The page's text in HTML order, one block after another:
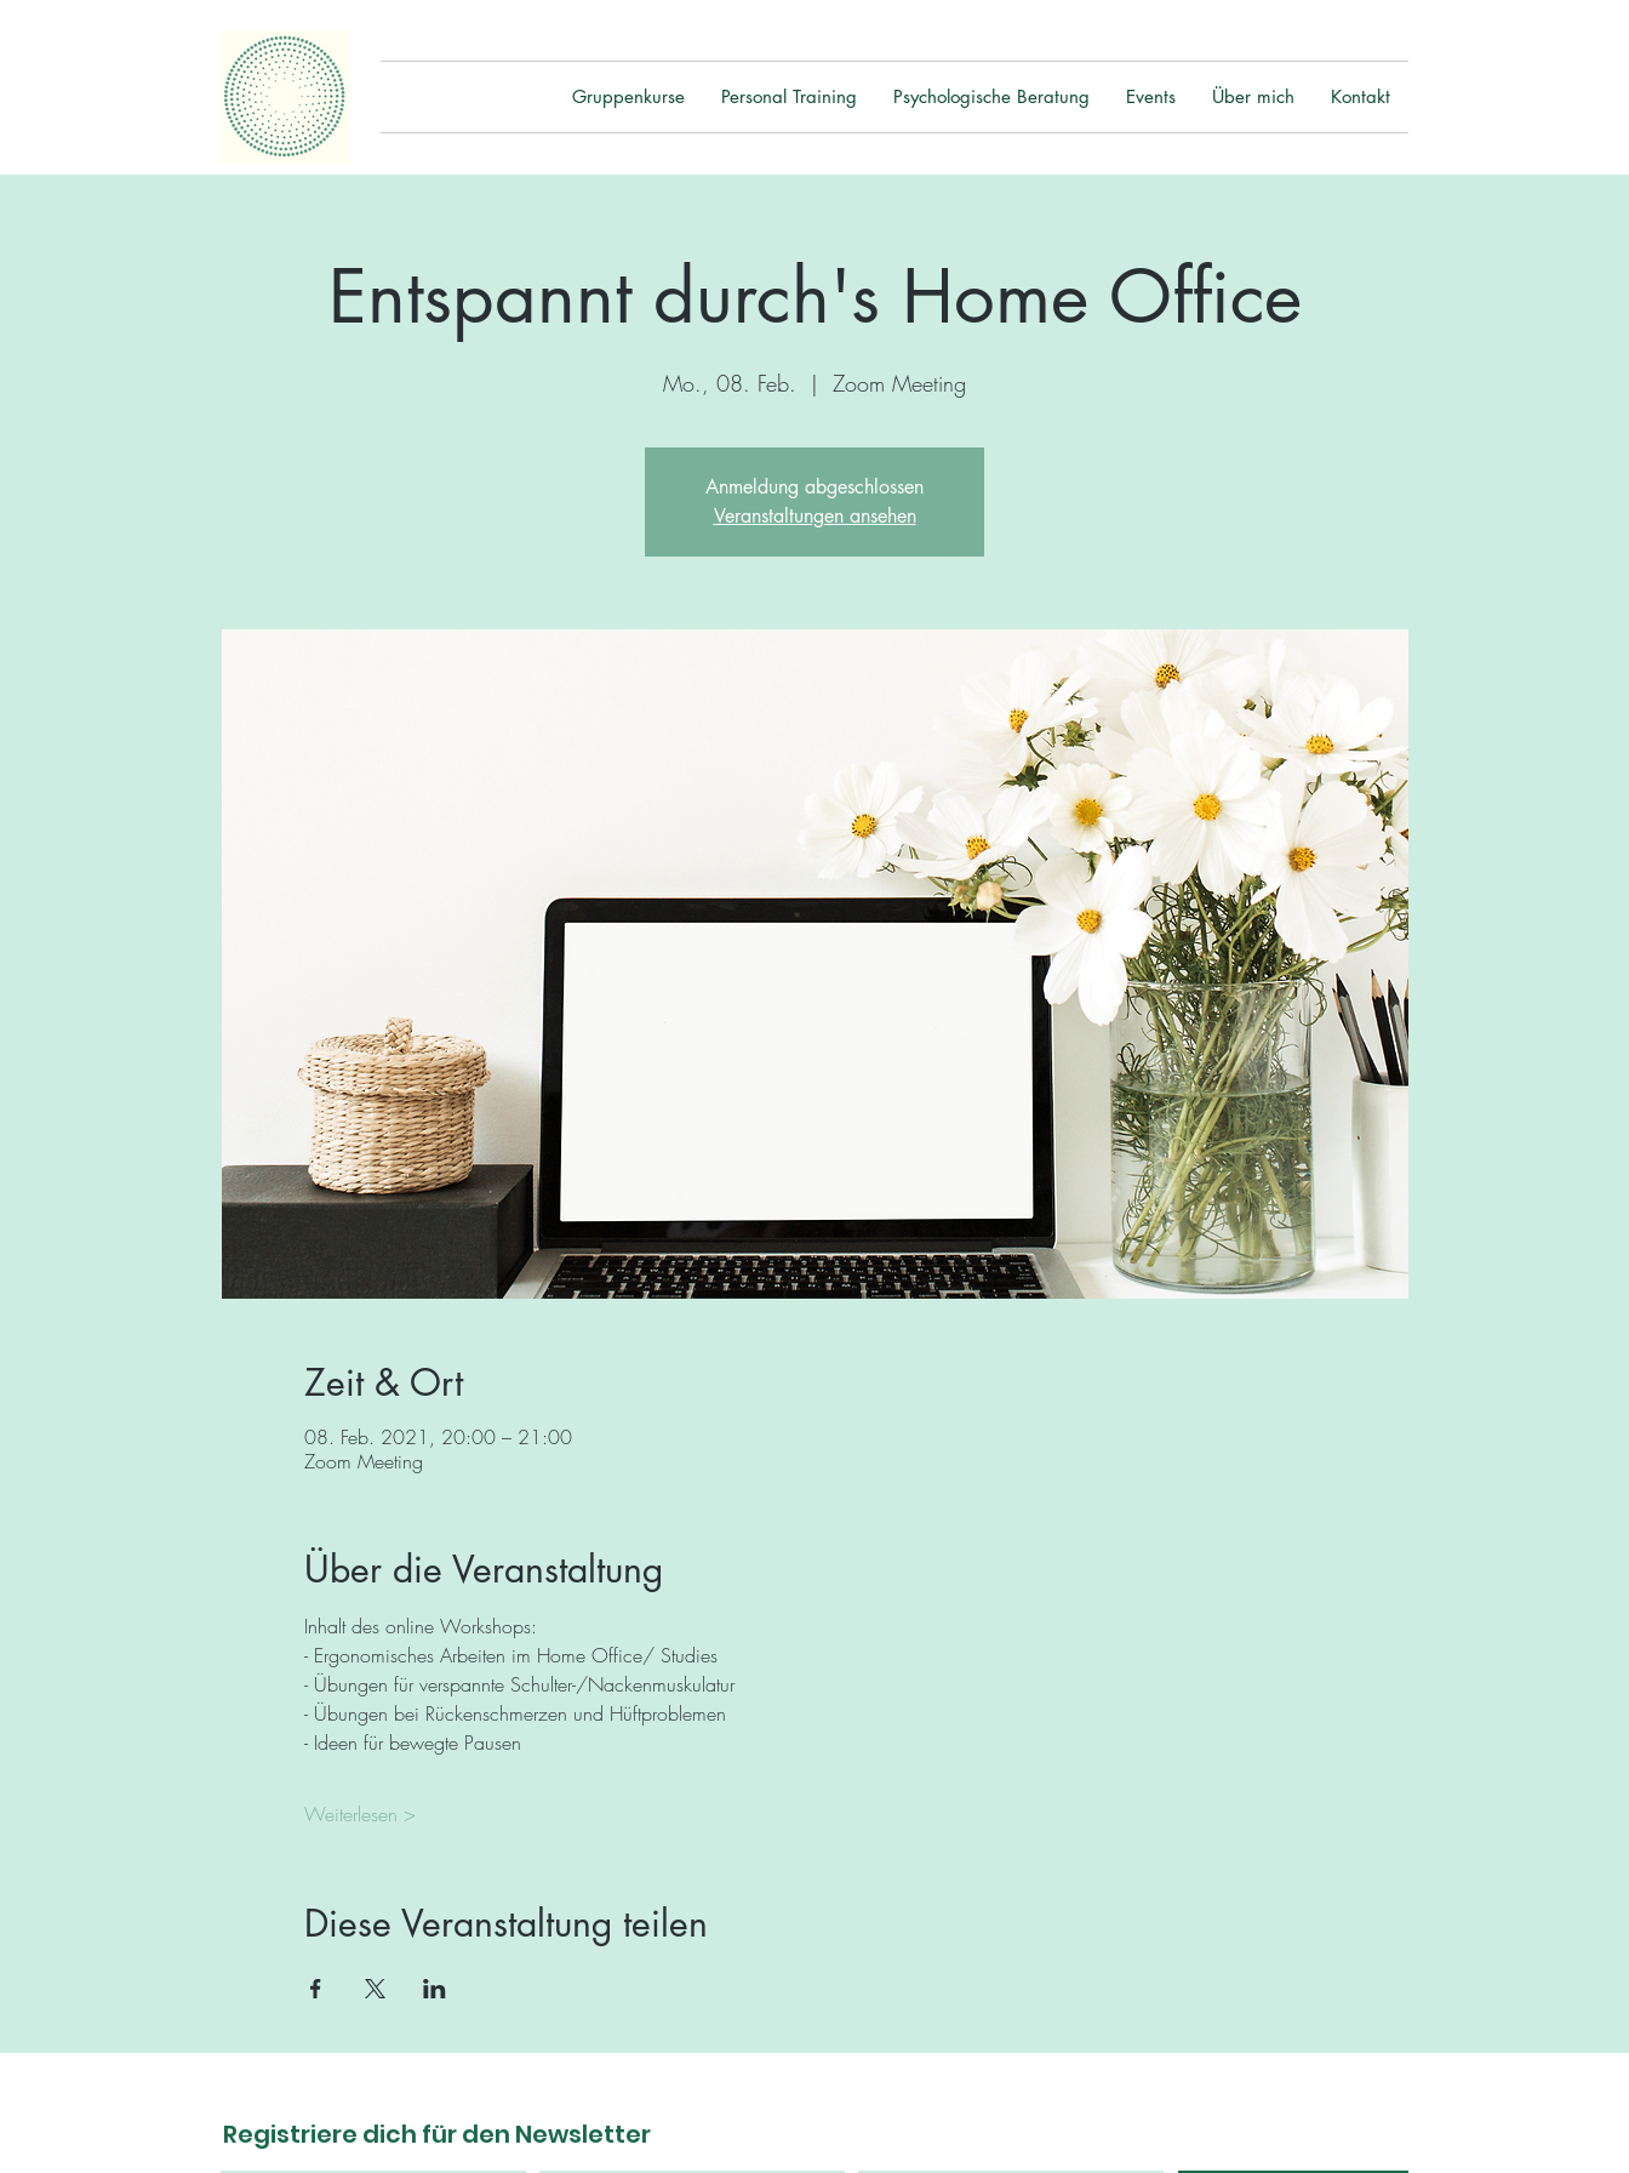
Gruppenkurse Personal Training Psychologische Beratung Events Über mich Kontakt
Entspannt durch's Home Office
Mo., 08. Feb.
  |
Zoom Meeting
Anmeldung abgeschlossen
Veranstaltungen ansehen
Zeit & Ort
08. Feb. 2021, 20:00 – 21:00
Zoom Meeting
Über die Veranstaltung
Inhalt des online Workshops:
- Ergonomisches Arbeiten im Home Office/ Studies
- Übungen für verspannte Schulter-/Nackenmuskulatur
- Übungen bei Rückenschmerzen und Hüftproblemen
- Ideen für bewegte Pausen
Weiterlesen >
Diese Veranstaltung teilen
Registriere dich für den Newsletter